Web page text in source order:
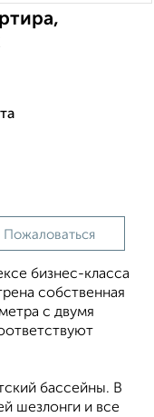
Пожаловаться
бизнес-класса
собственная
с двумя
бассейны. В
шезлонги и все